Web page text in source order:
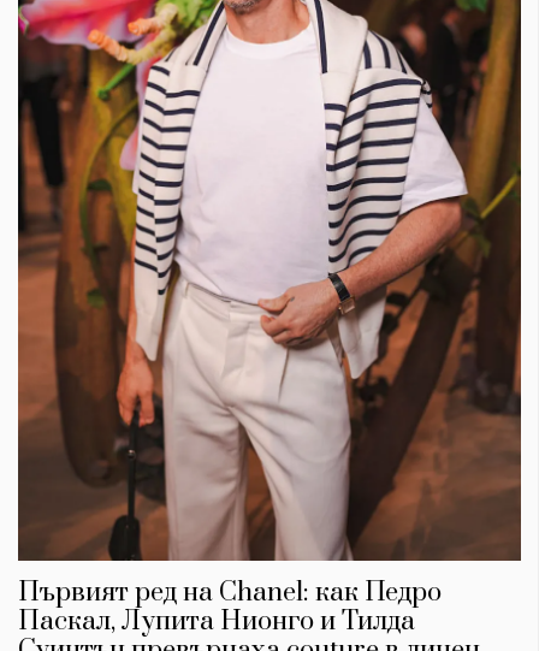
Първият ред на Chanel: как Педро
Паскал, Лупита Нионго и Тилда